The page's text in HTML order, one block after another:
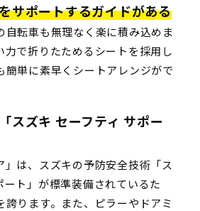
サポートするガイドがある
自転車も無理なく楽に積み込めま
力で折りたためるシートを採用し
簡単に素早くシートアレンジがで
スズキ セーフティ サポー
」は、スズキの予防安全技術「ス
ート」が標準装備されているた
誇ります。また、ピラーやドアミ